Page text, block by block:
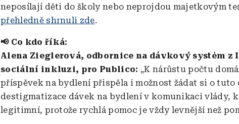
neposílají děti do školy nebo neprojdou majetkovým
přehledně shrnuli zde.
📢 Co kdo říká:
Alena Zieglerová, odbornice na dávkový systém z
sociální inkluzi, pro Publico: „K nárůstu počtu
příspěvek na bydlení přispěla i možnost žádat si o tuto
destigmatizace dávek na bydlení v komunikaci vlády,
legitimní, protože rychlá pomoc je vždy levnější než